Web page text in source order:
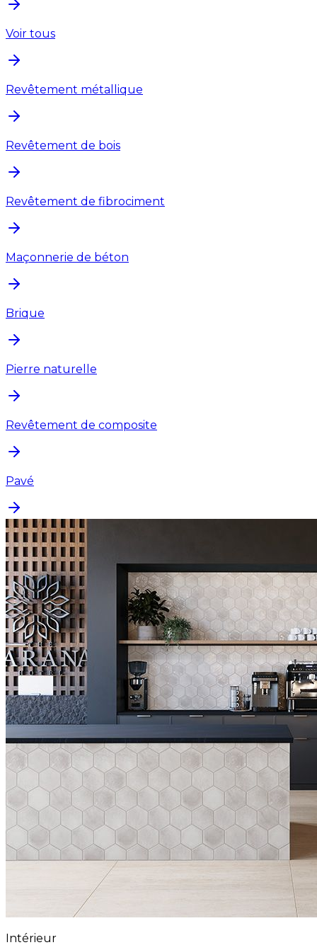
Voir tous
Revêtement métallique
Revêtement de bois
Revêtement de fibrociment
Maçonnerie de béton
Brique
Pierre naturelle
Revêtement de composite
Pavé
Intérieur